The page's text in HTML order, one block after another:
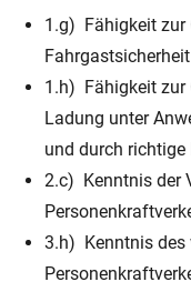
1.g) Fähigkeit zur
1.h) Fähigkeit zur
Ladung unter
und durch richtige
2.c) Kenntnis der
3.h) Kenntnis